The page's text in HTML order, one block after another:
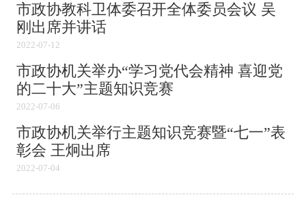
市政协教科卫体委召开全体委员会议 吴
刚出席并讲话
2022-07-12
市政协机关举办“学习党代会精神 喜迎党
的二十大”主题知识竞赛
2022-07-06
市政协机关举行主题知识竞赛暨“七一”表
彰会 王炯出席
2022-07-04